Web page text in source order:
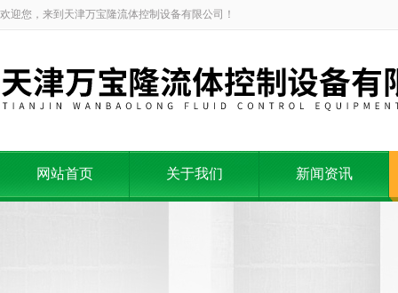
欢迎您，来到天津万宝隆流体控制设备有限公司！
网站首页 关于我们 新闻资讯